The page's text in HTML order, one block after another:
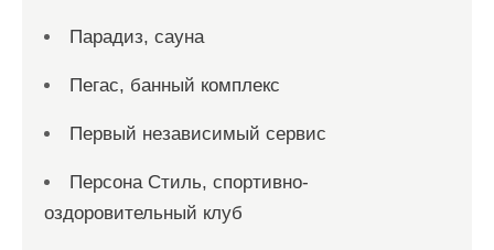
Парадиз, сауна
Пегас, банный комплекс
Первый независимый сервис
Персона Стиль, спортивно-
оздоровительный клуб